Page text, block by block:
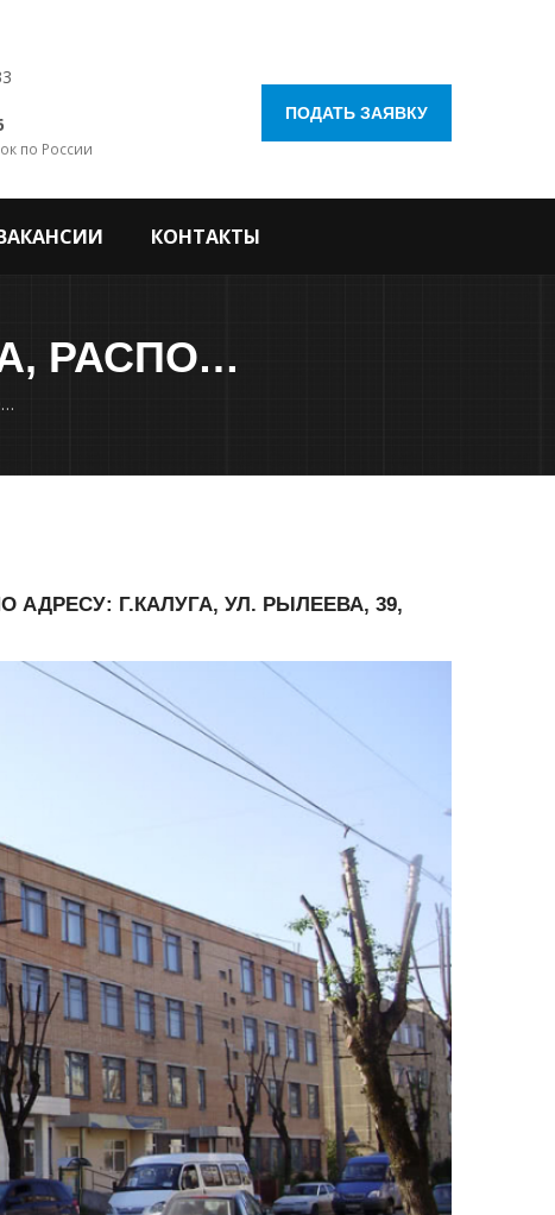
по России
ПОДАТЬ ЗАЯВКУ
КОНТАКТЫ
КАПИТАЛЬНЫЙ РЕМОНТ ОБЪЕКТА, РАСПОЛОЖЕННОГО ПО АДРЕСУ: Г.КАЛУГА, УЛ. РЫЛЕЕВА, 39, СТРОЕНИЕ 3, ПЕРВЫЙ ЭТАЖ
Капитальный ремонт объекта, расположенного по адресу: г.Калуга, ул. Рылеева, 39, строение 3, первый этаж
Г.КАЛУГА, УЛ. РЫЛЕЕВА, 39,